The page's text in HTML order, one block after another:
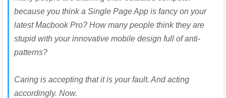
because you think a Single Page App is fancy on your
latest Macbook Pro? How many people think they are
stupid with your innovative mobile design full of anti-
patterns?
Caring is accepting that it is your fault. And acting
accordingly. Now.